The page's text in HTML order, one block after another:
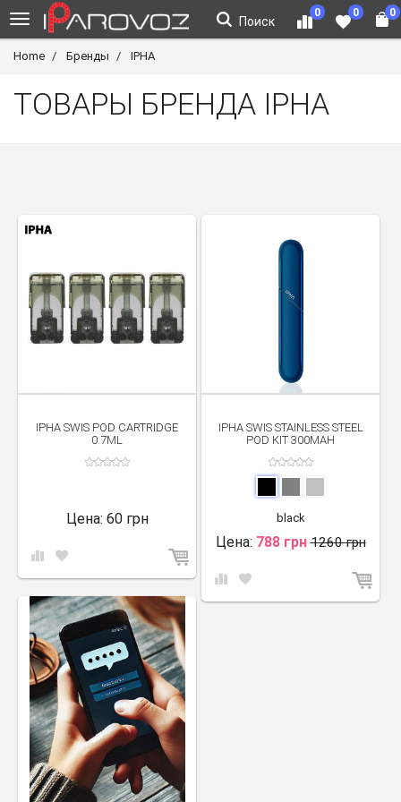
Поиск
0 0 0
Home Бренды IPHA
ТОВАРЫ БРЕНДА IPHA
IPHA SWIS POD CARTRIDGE
0.7ML
Цена: 60 грн
IPHA SWIS STAINLESS STEEL
POD KIT 300MAH
black
Цена: 788 грн 1260 грн